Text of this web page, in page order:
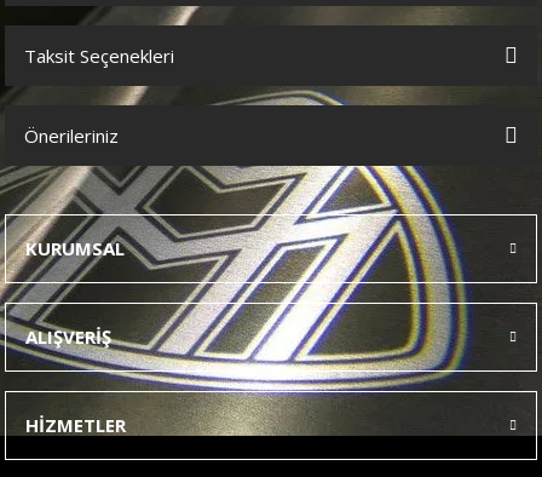
Bu ürüne ilk yorumu siz yapın!
Taksit Seçenekleri
Önerileriniz
Bu ürünün fiyat bilgisi, resim, ürün açıklamalarında ve diğer
konularda yetersiz gördüğünüz noktaları öneri formunu kullanarak
tarafımıza iletebilirsiniz.
Görüş ve önerileriniz için teşekkür ederiz.
Ürün resmi kalitesiz, bozuk veya görüntülenemiyor.
Ürün açıklamasında eksik bilgiler bulunuyor.
Ürün bilgilerinde hatalar bulunuyor.
Ürün fiyatı diğer sitelerden daha pahalı.
Bu ürüne benzer farklı alternatifler olmalı.
KURUMSAL
ALIŞVERİŞ
HİZMETLER